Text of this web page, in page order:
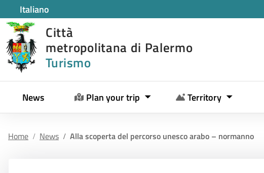
Italiano
Città
metropolitana di Palermo
Turismo
News Plan your trip Territory
Home News Alla scoperta del percorso unesco arabo – normanno